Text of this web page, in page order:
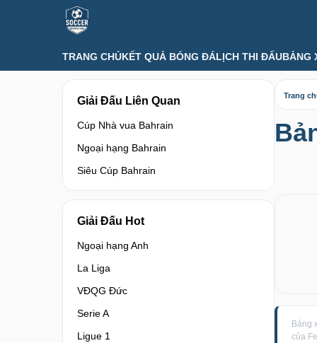
TRANG CHỦKẾT QUẢ BÓNG ĐÁLỊCH THI ĐẤUBẢNG
Giải Đấu Liên Quan
Cúp Nhà vua Bahrain
Ngoại hạng Bahrain
Siêu Cúp Bahrain
Giải Đấu Hot
Ngoại hạng Anh
La Liga
VĐQG Đức
Serie A
Ligue 1
Trang
Bảng
của